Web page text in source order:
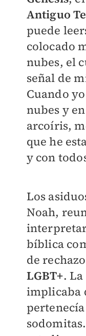
Antiguo
puede
colocado
nubes, el
señal de
Cuando
nubes y
arcoíris,
que he
y con
Los
Noah,
bíblica
de
LGBT+.
implicaba